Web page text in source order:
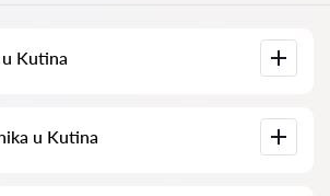
Kutina
recenzije, telefonski brojevi i adrese.
u Kutina